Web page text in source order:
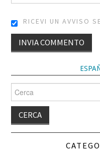
RICEVI UN AVVISO
per: